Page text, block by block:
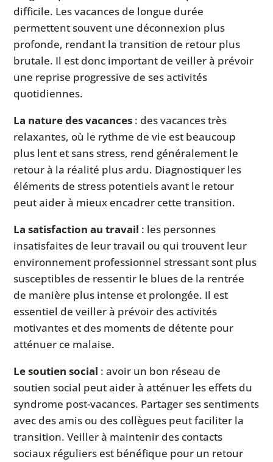
difficile. Les vacances de longue durée
permettent souvent une déconnexion plus
profonde, rendant la transition de retour plus
brutale. Il est donc important de veiller à prévoir
une reprise progressive de ses activités
quotidiennes.
La nature des vacances : des vacances très
relaxantes, où le rythme de vie est beaucoup
plus lent et sans stress, rend généralement le
retour à la réalité plus ardu. Diagnostiquer les
éléments de stress potentiels avant le retour
peut aider à mieux encadrer cette transition.
La satisfaction au travail : les personnes
insatisfaites de leur travail ou qui trouvent leur
environnement professionnel stressant sont plus
susceptibles de ressentir le blues de la rentrée
de manière plus intense et prolongée. Il est
essentiel de veiller à prévoir des activités
motivantes et des moments de détente pour
atténuer ce malaise.
Le soutien social : avoir un bon réseau de
soutien social peut aider à atténuer les effets du
syndrome post-vacances. Partager ses sentiments
avec des amis ou des collègues peut faciliter la
transition. Veiller à maintenir des contacts
sociaux réguliers est bénéfique pour un retour